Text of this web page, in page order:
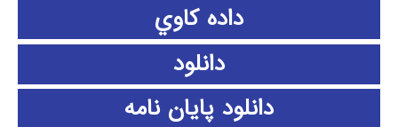
داده كاوي
دانلود
دانلود پايان نامه